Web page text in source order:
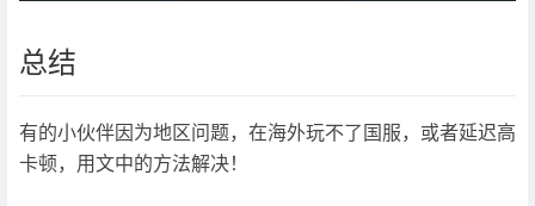
总结
有的小伙伴因为地区问题，在海外玩不了国服，或者延迟高
卡顿，用文中的方法解决！